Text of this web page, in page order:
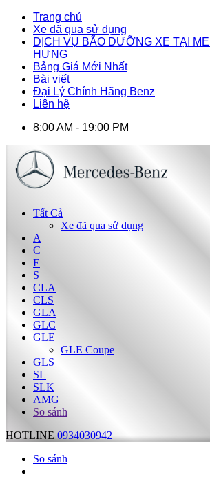
Trang chủ
Xe đã qua sử dụng
DỊCH VỤ BÃO DƯỠNG XE TẠI
HƯNG
Bảng Giá Mới Nhất
Bài viết
Đại Lý Chính Hãng Benz
Liên hệ
8:00 AM - 19:00 PM
Tất Cả
Xe đã qua sử dụng
A
C
E
S
CLA
CLS
GLA
GLC
GLE
GLE Coupe
GLS
SL
SLK
AMG
So sánh
HOTLINE 0934030942
So sánh